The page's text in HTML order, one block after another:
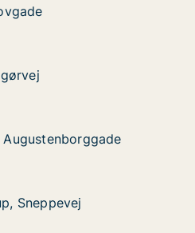
Sneppevej
Sneppevej